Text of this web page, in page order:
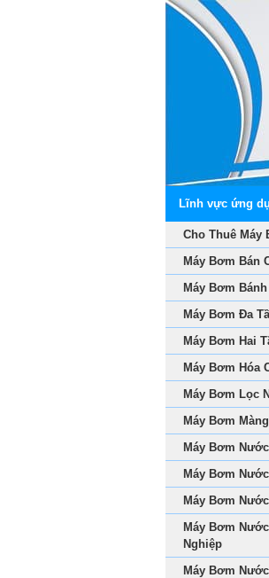
Lĩnh vực ứng
Cho Thuê Máy
Máy Bơm Bán
Máy Bơm Bánh
Máy Bơm Đa
Máy Bơm Hai
Máy Bơm Hóa
Máy Bơm Lọc
Máy Bơm Màng
Máy Bơm
Máy Bơm
Máy Bơm
Máy Bơm
Nghiệp
Máy Bơm